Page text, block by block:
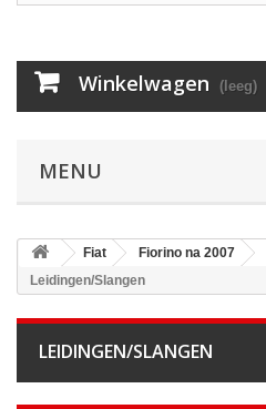
Winkelwagen (leeg)
MENU
Fiat Fiorino na 2007
Leidingen/Slangen
LEIDINGEN/SLANGEN